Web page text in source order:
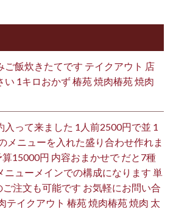
ご飯炊きたてです テイクアウト 店
い 1キロおかず 椿苑 焼肉椿苑 焼肉
って来ました 1人前2500円で並 1
メニューを入れた盛り合わせ作れま
15000円 内容おまかせで だと7種
ニューメインでの構成になります 単
注文も可能です お気軽にお問い合
テイクアウト 椿苑 焼肉椿苑 焼肉 太